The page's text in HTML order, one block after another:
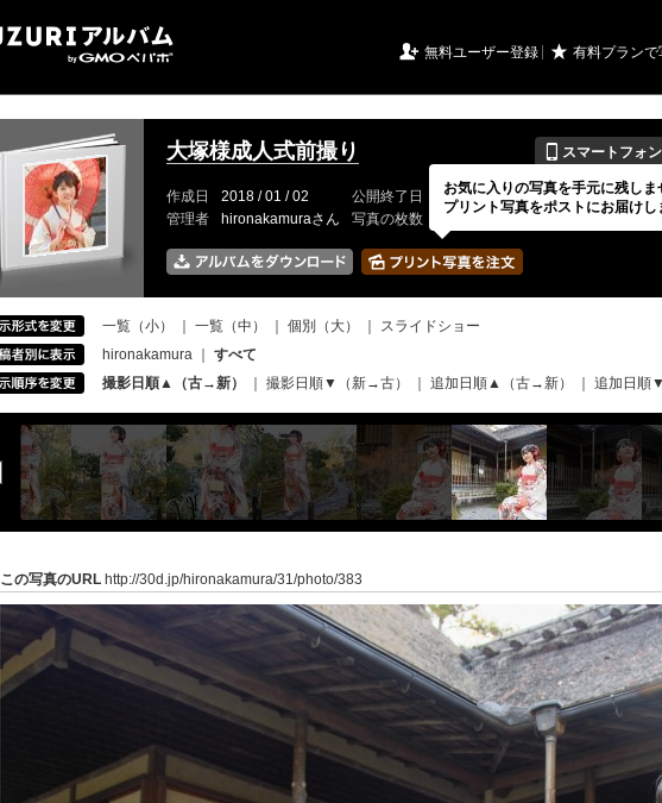
 無料ユーザー登録 ★ 有料プラン
大塚様成人式前撮り 📱 スマートフォ
作成日 2018 / 01 / 02 公開終了日 無期限 イベントの期間
---
管理者
hironakamuraさん 写真の枚数 262 / 2000枚
一覧（小） 一覧（中） 個別（大）
スライドショー
hironakamura
すべて
撮影日順▲（古→新）
撮影日順▼（新→古） 追加日順▲（古→新） 追加日順
この写真のURL http://30d.jp/hironakamura/31/photo/383
お気に入りの写真を手元に残しま
プリント写真をポストにお届けし